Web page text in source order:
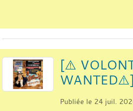
[⚠️
WANTED⚠️]
Publiée le 24 juil.